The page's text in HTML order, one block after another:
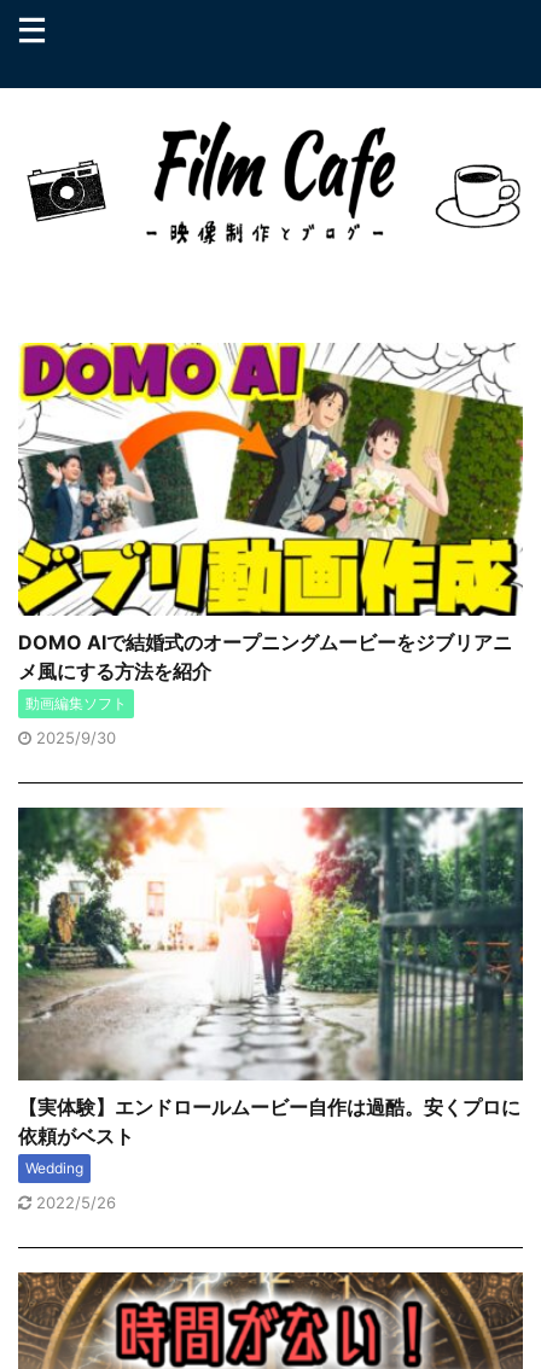
DOMO AIで結婚式のオープニングムービーをジブリアニ
メ風にする方法を紹介
動画編集ソフト
2025/9/30
【実体験】エンドロールムービー自作は過酷。安くプロに
依頼がベスト
Wedding
2022/5/26